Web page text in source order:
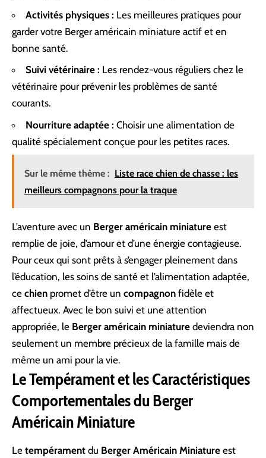
Activités physiques : Les meilleures pratiques pour
garder votre Berger américain miniature actif et en
bonne santé.
Suivi vétérinaire : Les rendez-vous réguliers chez le
vétérinaire pour prévenir les problèmes de santé
courants.
Nourriture adaptée : Choisir une alimentation de
qualité spécialement conçue pour les petites races.
Sur le même thème : Liste race chien de chasse : les
meilleurs compagnons pour la traque
L’aventure avec un Berger américain miniature est
remplie de joie, d’amour et d’une énergie contagieuse.
Pour ceux qui sont prêts à s’engager pleinement dans
l’éducation, les soins de santé et l’alimentation adaptée,
ce chien promet d’être un compagnon fidèle et
affectueux. Avec le bon suivi et une attention
appropriée, le Berger américain miniature deviendra non
seulement un membre précieux de la famille mais de
même un ami pour la vie.
Le Tempérament et les Caractéristiques
Comportementales du Berger
Américain Miniature
Le tempérament du Berger Américain Miniature est